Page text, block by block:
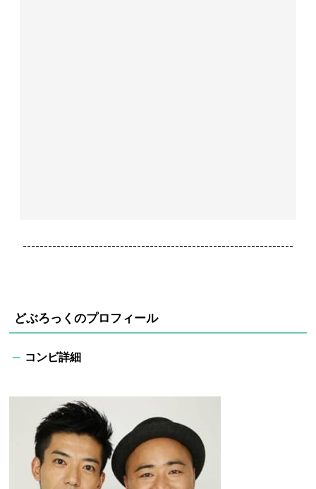
----------------------------------------------------------------
どぶろっくのプロフィール
コンビ詳細